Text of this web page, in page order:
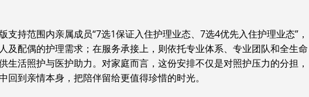
支持范围内亲属成员“7选1保证入住护理业态、7选4优先入住护理业态”，
及配偶的护理需求；在服务承接上，则依托专业体系、专业团队和全生命
生活照护与医护助力。对家庭而言，这份安排不仅是对照护压力的分担，
回到亲情本身，把陪伴留给更值得珍惜的时光。